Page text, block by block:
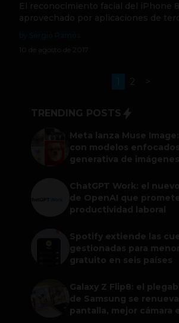
El reconocimiento facial del iPhone
aprovechado por aplicaciones de
10 de agosto de 2017
1
TRENDING POSTS
Meta lanza Muse
con modelos
generativa de imágenes
ChatGPT Work: el
de OpenAI que
productividad laboral
Spotify extiende las
gestionadas para
gratuito en seis países
Galaxy Z Flip8: el
de Samsung se
pantalla, mejor cámara